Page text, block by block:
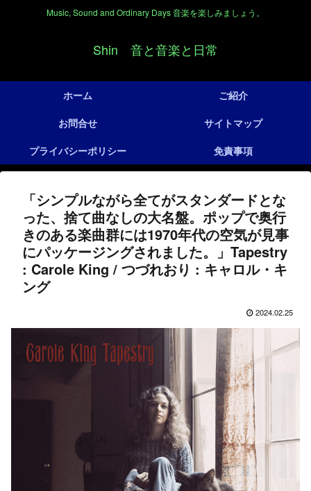
Music, Sound and Ordinary Days 音楽を楽しみましょう。
Shin 音と音楽と日常
ホーム
ご紹介
お問合せ
サイトマップ
プライバシーポリシー
免責事項
「シンプルながら全てがスタンダードとな
った、捨て曲なしの大名盤。ポップで奥行
きのある楽曲群には1970年代の空気が見事
にパッケージングされました。」Tapestry
: Carole King / つづれおり : キャロル・キ
ング
2024.02.25